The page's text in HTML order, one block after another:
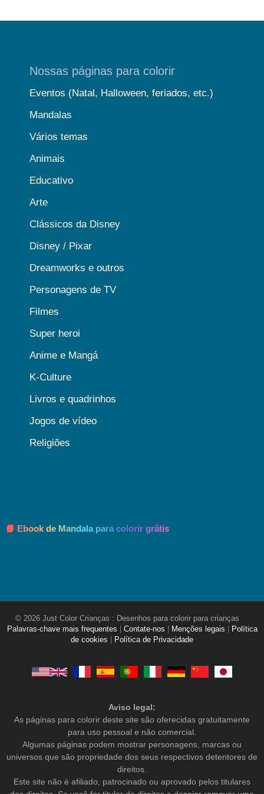
Nossas páginas para colorir
Eventos (Natal, Halloween, feriados, etc.)
Mandalas
Vários temas
Animais
Educativo
Arte
Clássicos da Disney
Disney / Pixar
Dreamworks e outros
Personagens de TV
Filmes
Super heroi
Anime e Mangá
K-Culture
Livros e quadrinhos
Jogos de vídeo
Religiões
📘 Ebook de Mandala para colorir grátis
© 2026 Just Color Crianças : Desenhos para colorir para crianças
Palavras-chave mais frequentes
Contate-nos Menções legais
Política
de cookies
Política de Privacidade
Aviso legal:
As páginas para colorir deste site são oferecidas gratuitamente
para uso pessoal e não comercial.
Algumas páginas podem mostrar personagens, marcas ou
universos que são propriedade dos seus respectivos detentores de
direitos.
Este site não é afiliado, patrocinado ou aprovado pelos titulares